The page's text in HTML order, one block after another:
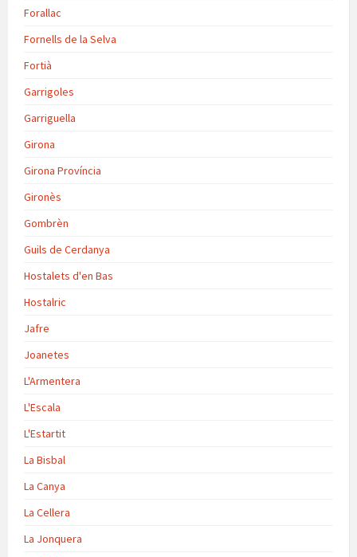
Forallac
Fornells de la Selva
Fortià
Garrigoles
Garriguella
Girona
Girona Província
Gironès
Gombrèn
Guils de Cerdanya
Hostalets d'en Bas
Hostalric
Jafre
Joanetes
L'Armentera
L'Escala
L'Estartit
La Bisbal
La Canya
La Cellera
La Jonquera